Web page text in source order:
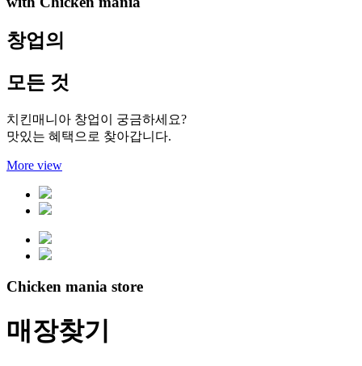
창업의
모든 것
치킨매니아 창업이 궁금하세요?
맛있는 혜택으로 찾아갑니다.
More view
Chicken mania store
매장찾기